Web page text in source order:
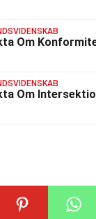
Om
Om
FAKTA